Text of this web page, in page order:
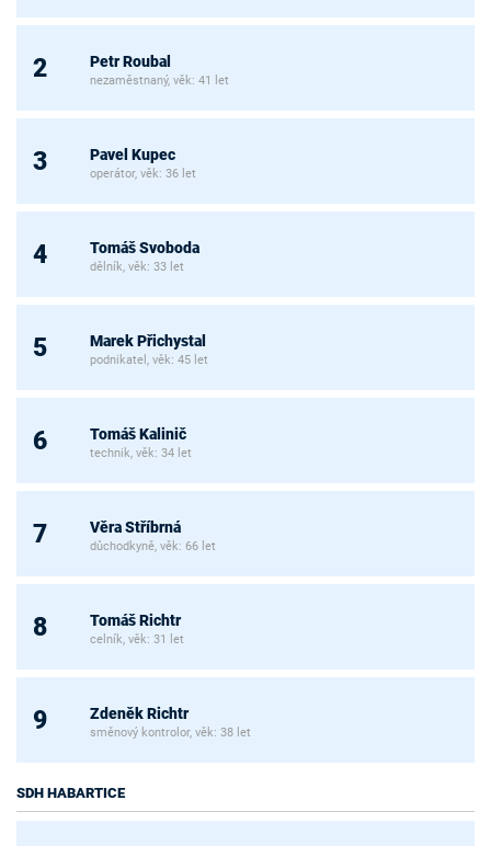
2 Petr Roubal
nezaměstnaný, věk: 41 let
3 Pavel Kupec
operátor, věk: 36 let
4 Tomáš Svoboda
dělník, věk: 33 let
5 Marek Přichystal
podnikatel, věk: 45 let
6 Tomáš Kalinič
technik, věk: 34 let
7 Věra Stříbrná
důchodkyně, věk: 66 let
8 Tomáš Richtr
celník, věk: 31 let
9 Zdeněk Richtr
směnový kontrolor, věk: 38 let
SDH HABARTICE